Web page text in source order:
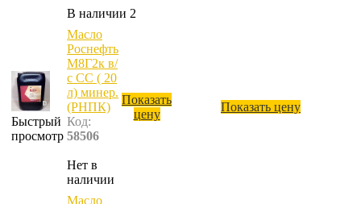
В наличии 2
Быстрый
просмотр
Масло
Роснефть
М8Г2к в/
с CC ( 20
л) минер.
(РНПК)
Код:
58506
Нет в
наличии
Показать
цену
Показать цену
Масло